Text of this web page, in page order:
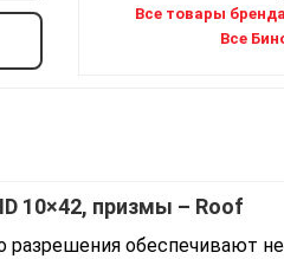
Все товары
Все
10×42, призмы – Roof
обеспечивают